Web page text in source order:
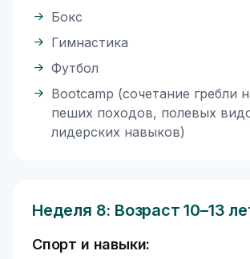
Бокс
Гимнастика
Футбол
Bootcamp (сочетание гребли
пеших походов, полевых
лидерских навыков)
Неделя 8: Возраст 10–13
Спорт и навыки: